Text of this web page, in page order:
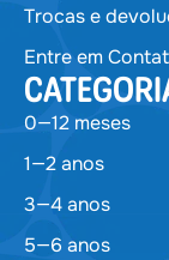
Trocas e
Entre em
0—12 meses
1—2 anos
3—4 anos
5—6 anos